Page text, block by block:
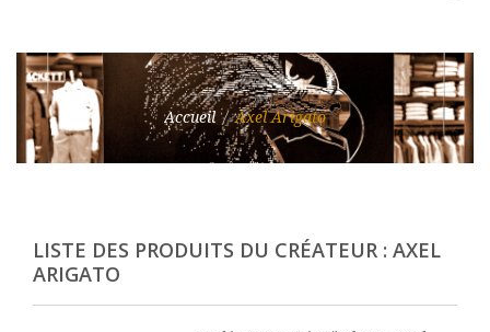
Accueil / Axel Arigato
LISTE DES PRODUITS DU CRÉATEUR : AXEL
ARIGATO